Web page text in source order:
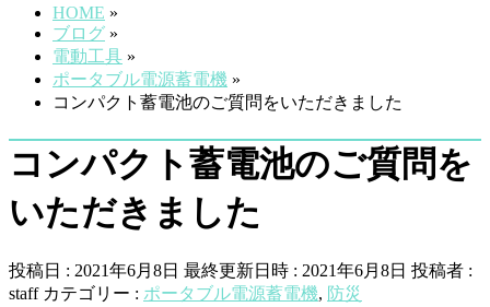
HOME »
ブログ »
電動工具 »
ポータブル電源蓄電機 »
コンパクト蓄電池のご質問をいただきました
コンパクト蓄電池のご質問を
いただきました
投稿日 : 2021年6月8日 最終更新日時 : 2021年6月8日 投稿者 :
staff カテゴリー : ポータブル電源蓄電機, 防災